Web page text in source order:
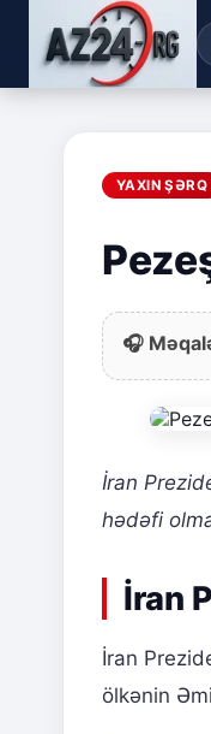
YAXIN ŞƏRQ
🎧
İran
hədəfi
İran
İran
ölkənin